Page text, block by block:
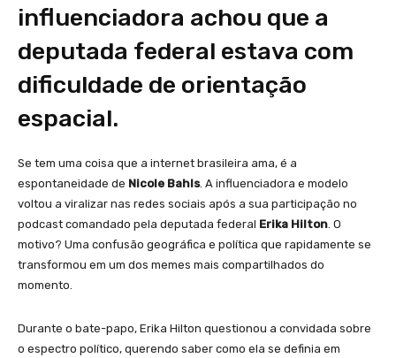
influenciadora achou que a
deputada federal estava com
dificuldade de orientação
espacial.
Se tem uma coisa que a internet brasileira ama, é a
espontaneidade de Nicole Bahls. A influenciadora e modelo
voltou a viralizar nas redes sociais após a sua participação no
podcast comandado pela deputada federal Erika Hilton. O
motivo? Uma confusão geográfica e política que rapidamente se
transformou em um dos memes mais compartilhados do
momento.
Durante o bate-papo, Erika Hilton questionou a convidada sobre
o espectro político, querendo saber como ela se definia em